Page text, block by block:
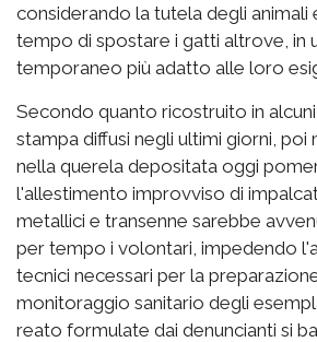
considerando la tutela degli animali
tempo di spostare i gatti altrove, in
temporaneo più adatto alle loro
Secondo quanto ricostruito in
stampa diffusi negli ultimi giorni, poi
nella querela depositata oggi
l'allestimento improvviso di
metallici e transenne sarebbe
per tempo i volontari, impedendo
tecnici necessari per la
monitoraggio sanitario degli
reato formulate dai denuncianti si